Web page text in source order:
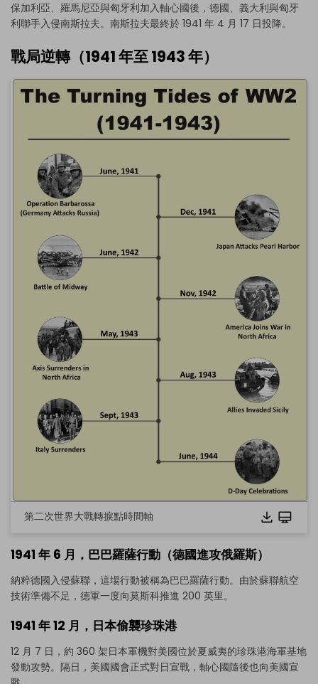
保加利亞、羅馬尼亞與匈牙利加入軸心國後，德國、義大利與匈牙
利聯手入侵南斯拉夫。南斯拉夫最終於 1941 年 4 月 17 日投降。
戰局逆轉（1941 年至 1943 年）
第二次世界大戰轉捩點時間軸
1941 年 6 月，巴巴羅薩行動（德國進攻俄羅斯）
納粹德國入侵蘇聯，這場行動被稱為巴巴羅薩行動。由於蘇聯航空
技術準備不足，德軍一度向莫斯科推進 200 英里。
1941 年 12 月，日本偷襲珍珠港
12 月 7 日，約 360 架日本軍機對美國位於夏威夷的珍珠港海軍基地
發動攻勢。隔日，美國國會正式對日宣戰，軸心國隨後也向美國宣